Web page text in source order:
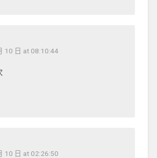
10 日 at 08:10:44
10 日 at 02:26:50